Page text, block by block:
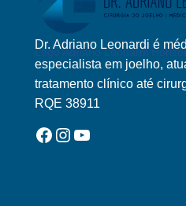
Logo Adriano Leonardi
Dr. Adriano Leonardi é
especialista em joelho,
tratamento clínico até
RQE 38911
Facebook
Instagram
YouTube